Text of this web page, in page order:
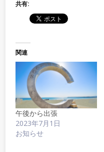
共有:
関連
午後から出張
2023年7月1日
お知らせ